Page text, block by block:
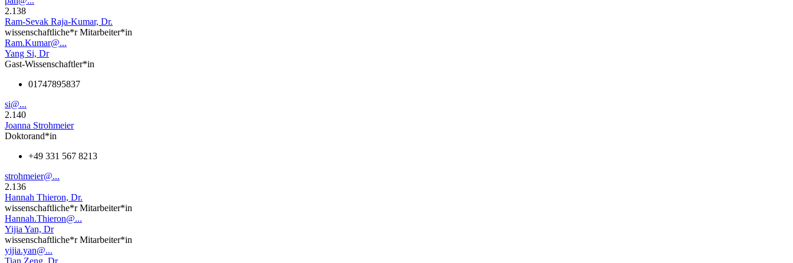
2.138
Ram-Sevak Raja-Kumar, Dr.
wissenschaftliche*r Mitarbeiter*in
Ram.Kumar@...
Yang Si, Dr
Gast-Wissenschaftler*in
01747895837
si@...
2.140
Joanna Strohmeier
Doktorand*in
+49 331 567 8213
strohmeier@...
2.136
Hannah Thieron, Dr.
wissenschaftliche*r Mitarbeiter*in
Hannah.Thieron@...
Yijia Yan, Dr
wissenschaftliche*r Mitarbeiter*in
yijia.yan@...
Tian Zeng, Dr.